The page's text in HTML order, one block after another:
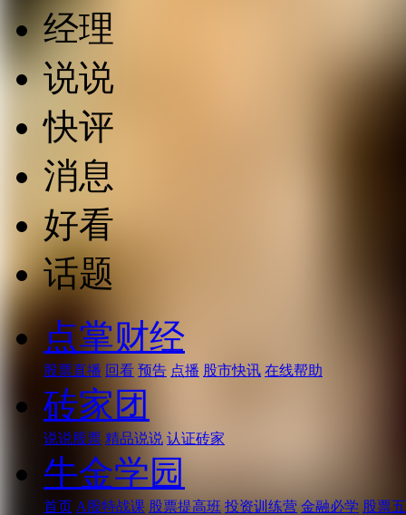
经理
说说
快评
消息
好看
话题
点掌财经
股票直播 回看 预告 点播 股市快讯 在线帮助
砖家团
说说股票 精品说说 认证砖家
牛金学园
首页 A股特战课 股票提高班 投资训练营 金融必学 股票